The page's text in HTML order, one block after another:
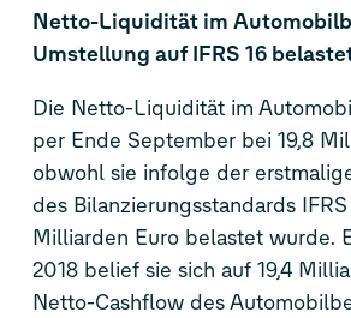
Netto-Liquidität im
Umstellung auf IFRS 16
Die Netto-Liquidität im
per Ende September bei 19,8
obwohl sie infolge der
des Bilanzierungsstandards
Milliarden Euro belastet wurde.
2018 belief sie sich auf 19,4
Netto-Cashflow des